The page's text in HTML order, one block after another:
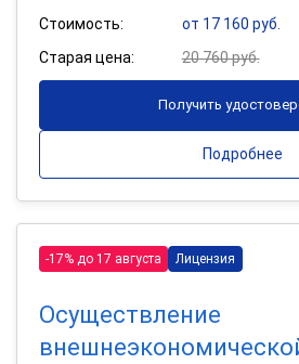
Стоимость:
от 17 160 руб.
Старая цена:
20 760 руб.
Получить
Подробнее
-17% до 17 августа Лицензия
Осуществление